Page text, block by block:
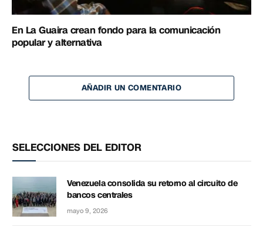
En La Guaira crean fondo para la comunicación
popular y alternativa
AÑADIR UN COMENTARIO
SELECCIONES DEL EDITOR
Venezuela consolida su retorno al circuito de
bancos centrales
mayo 9, 2026